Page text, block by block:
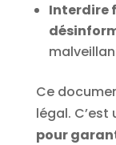
Interdire
Ce
légal.
pour